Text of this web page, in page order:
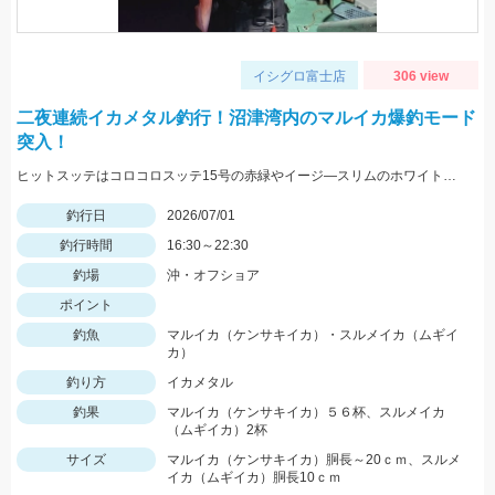
イシグロ富士店 306 view
二夜連続イカメタル釣行！沼津湾内のマルイカ爆釣モード
突入！
ヒットスッテはコロコロスッテ15号の赤緑やイージ―スリムのホワイトレッドヘッドです！
釣行日
2026/07/01
釣行時間
16:30～22:30
釣場
沖・オフショア
ポイント
釣魚
マルイカ（ケンサキイカ）・スルメイカ（ムギイ
カ）
釣り方
イカメタル
釣果
マルイカ（ケンサキイカ）５６杯、スルメイカ
（ムギイカ）2杯
サイズ
マルイカ（ケンサキイカ）胴長～20ｃｍ、スルメ
イカ（ムギイカ）胴長10ｃｍ